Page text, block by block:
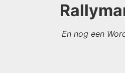
En nog een